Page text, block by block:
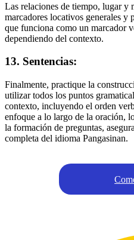
Las relaciones de tiempo, lugar y
marcadores locativos generales y
que funciona como un marcador
dependiendo del contexto.
13. Sentencias:
Finalmente, practique la
utilizar todos los puntos
contexto, incluyendo el orden
enfoque a lo largo de la oración,
la formación de preguntas,
completa del idioma Pangasinan.